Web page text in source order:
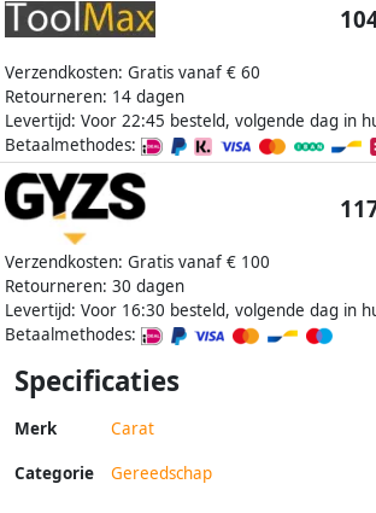
Verzendkosten: Gratis vanaf € 60
Retourneren: 14 dagen
Levertijd: Voor 22:45 besteld, volgende dag in
Betaalmethodes:
Verzendkosten: Gratis vanaf € 100
Retourneren: 30 dagen
Levertijd: Voor 16:30 besteld, volgende dag in
Betaalmethodes:
Specificaties
Merk Carat
Categorie Gereedschap